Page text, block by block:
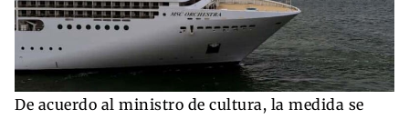
De acuerdo al ministro de cultura, la medida se